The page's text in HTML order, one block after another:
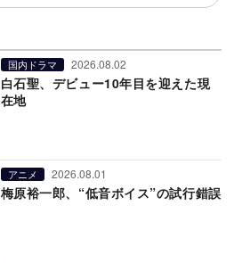
国内ドラマ 2026.08.02
白石聖、デビュー10年目を迎えた現
在地
アニメ 2026.08.01
梅原裕一郎、“低音ボイス”の試行錯誤